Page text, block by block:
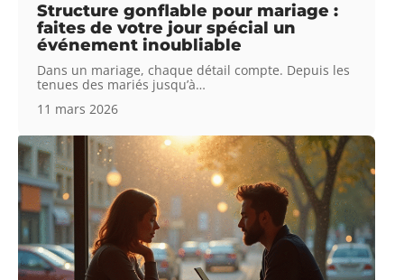
Structure gonflable pour mariage :
faites de votre jour spécial un
événement inoubliable
Dans un mariage, chaque détail compte. Depuis les
tenues des mariés jusqu’à…
11 mars 2026